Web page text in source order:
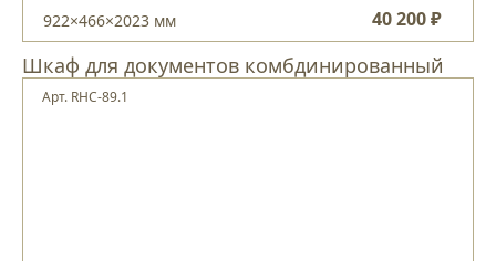
922×466×2023 мм 40 200 ₽
Шкаф для документов комбдинированный
Арт. RHC-89.1